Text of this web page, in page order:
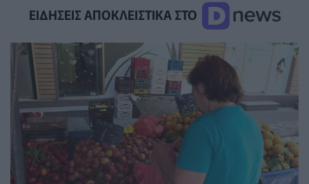
ΕΙΔΗΣΕΙΣ ΑΠΟΚΛΕΙΣΤΙΚΑ ΣΤΟ